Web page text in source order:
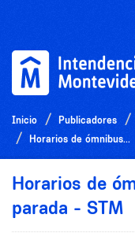
Inicio Publicadores
Horarios de ómnibus...
Horarios de
parada - STM